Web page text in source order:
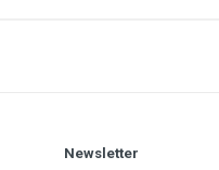
Newsletter